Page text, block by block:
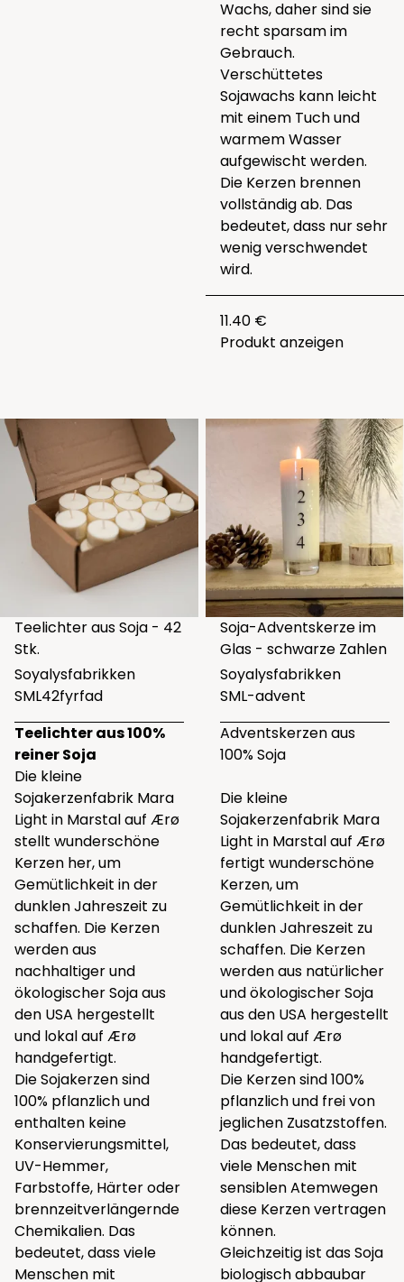
Wachs, daher sind sie
recht sparsam im
Gebrauch.
Verschüttetes
Sojawachs kann leicht
mit einem Tuch und
warmem Wasser
aufgewischt werden.
Die Kerzen brennen
vollständig ab. Das
bedeutet, dass nur sehr
wenig verschwendet
wird.
11.40 €
Produkt anzeigen
Teelichter aus Soja - 42
Stk.
Soyalysfabrikken
SML42fyrfad
Teelichter aus 100%
reiner Soja
Die kleine
Sojakerzenfabrik Mara
Light in Marstal auf Ærø
stellt wunderschöne
Kerzen her, um
Gemütlichkeit in der
dunklen Jahreszeit zu
schaffen. Die Kerzen
werden aus
nachhaltiger und
ökologischer Soja aus
den USA hergestellt
und lokal auf Ærø
handgefertigt.
Die Sojakerzen sind
100% pflanzlich und
enthalten keine
Konservierungsmittel,
UV-Hemmer,
Farbstoffe, Härter oder
brennzeitverlängernde
Chemikalien. Das
bedeutet, dass viele
Menschen mit
Soja-Adventskerze im
Glas - schwarze Zahlen
Soyalysfabrikken
SML-advent
Adventskerzen aus
100% Soja
Die kleine
Sojakerzenfabrik Mara
Light in Marstal auf Ærø
fertigt wunderschöne
Kerzen, um
Gemütlichkeit in der
dunklen Jahreszeit zu
schaffen. Die Kerzen
werden aus natürlicher
und ökologischer Soja
aus den USA hergestellt
und lokal auf Ærø
handgefertigt.
Die Kerzen sind 100%
pflanzlich und frei von
jeglichen Zusatzstoffen.
Das bedeutet, dass
viele Menschen mit
sensiblen Atemwegen
diese Kerzen vertragen
können.
Gleichzeitig ist das Soja
biologisch abbaubar